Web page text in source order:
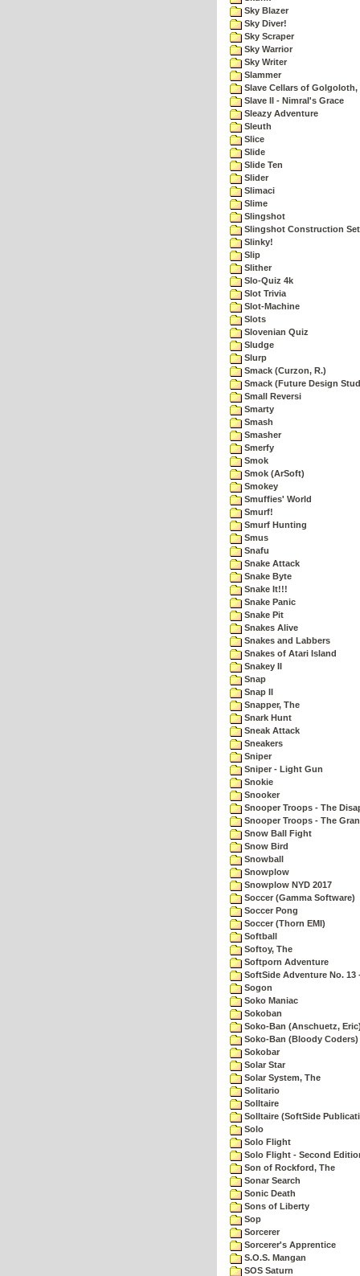
Sky Blazer
Sky Diver!
Sky Scraper
Sky Warrior
Sky Writer
Slammer
Slave Cellars of Golgoloth,
Slave II - Nimral's Grace
Sleazy Adventure
Sleuth
Slice
Slide
Slide Ten
Slider
Slimaci
Slime
Slingshot
Slingshot Construction Set
Slinky!
Slip
Slither
Slo-Quiz 4k
Slot Trivia
Slot-Machine
Slots
Slovenian Quiz
Sludge
Slurp
Smack (Curzon, R.)
Smack (Future Design
Small Reversi
Smarty
Smash
Smasher
Smerfy
Smok
Smok (ArSoft)
Smokey
Smuffies' World
Smurf!
Smurf Hunting
Smus
Snafu
Snake Attack
Snake Byte
Snake It!!!
Snake Panic
Snake Pit
Snakes Alive
Snakes and Labbers
Snakes of Atari Island
Snakey II
Snap
Snap II
Snapper, The
Snark Hunt
Sneak Attack
Sneakers
Sniper
Sniper - Light Gun
Snokie
Snooker
Snooper Troops - The
Snooper Troops - The
Snow Ball Fight
Snow Bird
Snowball
Snowplow
Snowplow NYD 2017
Soccer (Gamma Software)
Soccer Pong
Soccer (Thorn EMI)
Softball
Softoy, The
Softporn Adventure
SoftSide Adventure No. 13
Sogon
Soko Maniac
Sokoban
Soko-Ban (Anschuetz,
Soko-Ban (Bloody Coders)
Sokobar
Solar Star
Solar System, The
Solitario
Solltaire
Solltaire (SoftSide
Solo
Solo Flight
Solo Flight - Second
Son of Rockford, The
Sonar Search
Sonic Death
Sons of Liberty
Sop
Sorcerer
Sorcerer's Apprentice
S.O.S. Mangan
SOS Saturn